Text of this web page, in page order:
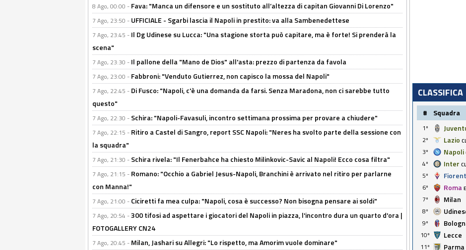
8 Ago, 00:00 - Fava: "Manca un difensore e un sostituto all’altezza di capitan Giovanni Di Lorenzo"
7 Ago, 23:50 - UFFICIALE - Sgarbi lascia il Napoli in prestito: va alla Sambenedettese
7 Ago, 23:45 - Il Dg Udinese su Lucca: "Una stagione storta può capitare, ma è forte! Si prenderà la
scena"
7 Ago, 23:30 - Il pallone della "Mano de Dios" all'asta: prezzo di partenza da favola
7 Ago, 23:00 - Fabbroni: "Venduto Gutierrez, non capisco la mossa del Napoli"
7 Ago, 22:45 - Di Fusco: "Napoli, c'è una domanda da farsi. Senza Maradona, non ci sarebbe tutto
questo"
7 Ago, 22:30 - Schira: "Napoli-Favasuli, incontro settimana prossima per provare a chiudere"
7 Ago, 22:15 - Ritiro a Castel di Sangro, report SSC Napoli: "Neres ha svolto parte della sessione con
la squadra"
7 Ago, 21:30 - Schira rivela: "Il Fenerbahce ha chiesto Milinkovic-Savic al Napoli! Ecco cosa filtra"
7 Ago, 21:15 - Romano: "Occhio a Gabriel Jesus-Napoli, Branchini è arrivato nel ritiro per parlarne
con Manna!"
7 Ago, 21:00 - Ciciretti fa mea culpa: "Napoli, cosa è successo? Non bisogna pensare ai soldi"
7 Ago, 20:54 -300 tifosi ad aspettare i giocatori del Napoli in piazza, l'incontro dura un quarto d'ora |
FOTOGALLERY CN24
7 Ago, 20:45 - Milan, Jashari su Allegri: "Lo rispetto, ma Amorim vuole dominare"
CLASSIFICA
# Squadra
1º
2º
Lazio
3º
Napoli
4º
Inter CL
5º
6º
Roma
7º
Milan
8º
9º
10º
Lecce
11º
Parma